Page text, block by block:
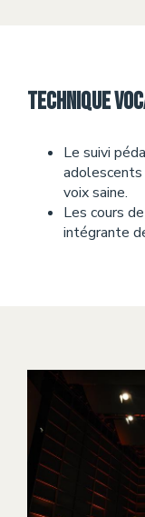
Technique
Le suivi
voix saine.
Les cours
intégrante